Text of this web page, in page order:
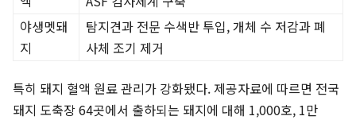
야생멧돼
지
탐지견과 전문 수색반 투입, 개체 수 저감과 폐
사체 조기 제거
특히 돼지 혈액 원료 관리가 강화됐다. 제공자료에 따르면 전국
돼지 도축장 64곳에서 출하되는 돼지에 대해 1,000호, 1만